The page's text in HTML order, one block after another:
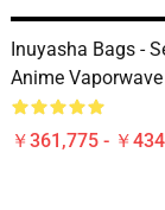
Inuyasha Bags -
Anime
￥361,775 - ￥